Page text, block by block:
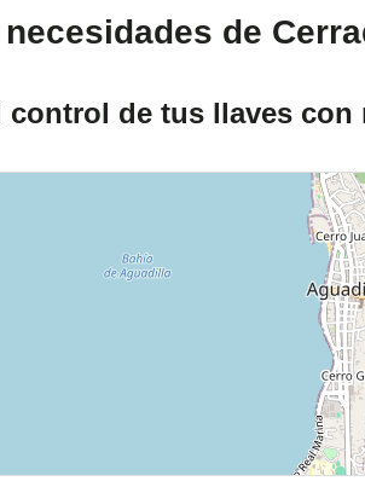
de
control de tus llaves